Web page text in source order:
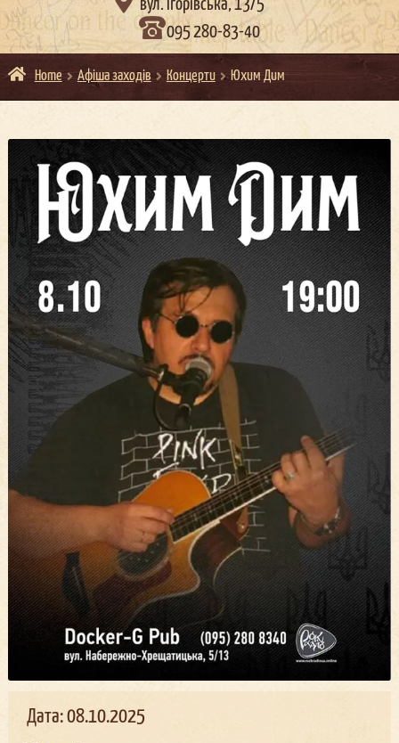
вул. Ігорівська, 13/5
095 280-83-40
Home Афіша заходів Концерти Юхим Дим
Дата: 08.10.2025